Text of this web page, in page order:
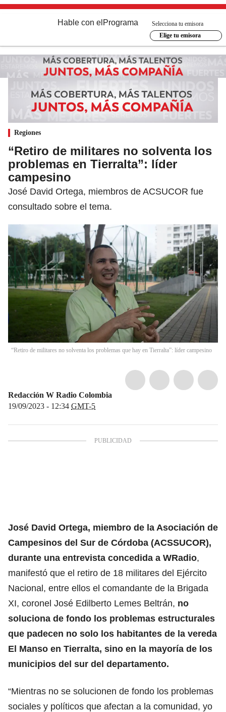
Hable con el Programa
Selecciona tu emisora
Elige tu emisora
Regiones
“Retiro de militares no solventa los
problemas en Tierralta”: líder
campesino
José David Ortega, miembros de ACSUCOR fue
consultado sobre el tema.
“Retiro de militares no solventa los problemas que hay en Tierralta”: líder campesino
Redacción W Radio Colombia
19/09/2023 - 12:34 GMT-5
José David Ortega, miembro de la Asociación de
Campesinos del Sur de Córdoba (ACSSUCOR),
durante una entrevista concedida a WRadio,
manifestó que el retiro de 18 militares del Ejército
Nacional, entre ellos el comandante de la Brigada
XI, coronel José Edilberto Lemes Beltrán, no
soluciona de fondo los problemas estructurales
que padecen no solo los habitantes de la vereda
El Manso en Tierralta, sino en la mayoría de los
municipios del sur del departamento.
“Mientras no se solucionen de fondo los problemas
sociales y políticos que afectan a la comunidad, yo